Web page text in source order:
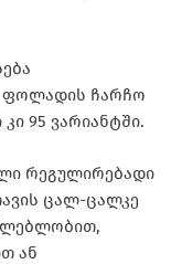
ფოლადის ჩარჩო
95 ვარიანტში.
რეგულირებადი
ცალ-ცალკე
ან